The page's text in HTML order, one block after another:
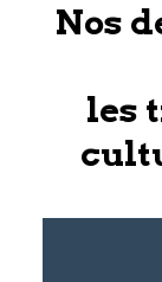
Nos
les